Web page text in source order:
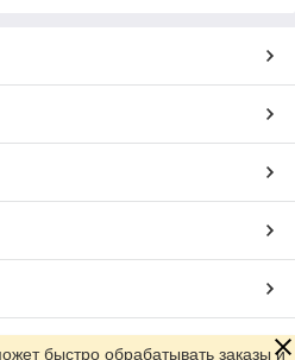
Prom.ua
быстро обрабатывать заказы и